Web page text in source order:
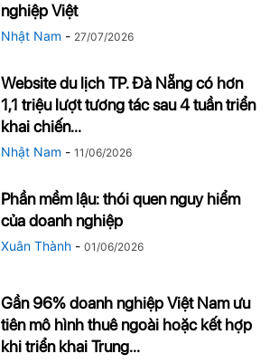
nghiệp Việt
Nhật Nam - 27/07/2026
Website du lịch TP. Đà Nẵng có hơn
1,1 triệu lượt tương tác sau 4 tuần triển
khai chiến...
Nhật Nam - 11/06/2026
Phần mềm lậu: thói quen nguy hiểm
của doanh nghiệp
Xuân Thành - 01/06/2026
Gần 96% doanh nghiệp Việt Nam ưu
tiên mô hình thuê ngoài hoặc kết hợp
khi triển khai Trung...